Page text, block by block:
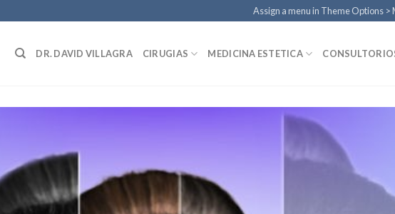
Assign a menu in Theme Options >
DR. DAVID VILLAGRA CIRUGIAS MEDICINA ESTETICA